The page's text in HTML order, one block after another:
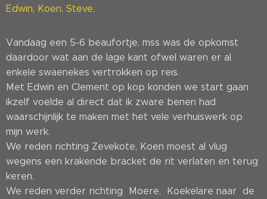
Edwin, Koen, Steve,
Vandaag een 5-6 beaufortje, mss was de opkomst
daardoor wat aan de lage kant ofwel waren er al
enkele swaenekes vertrokken op reis.
Met Edwin en Clement op kop konden we start gaan
ikzelf voelde al direct dat ik zware benen had
waarschijnlijk te maken met het vele verhuiswerk op
mijn werk.
We reden richting Zevekote, Koen moest al vlug
wegens een krakende bracket de rit verlaten en terug
keren.
We reden verder richting Moere, Koekelare naar de